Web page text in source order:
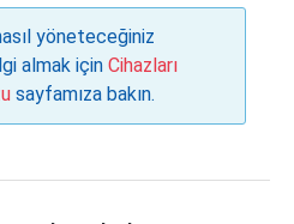
yöneteceğiniz
almak için Cihazları
sayfamıza bakın.